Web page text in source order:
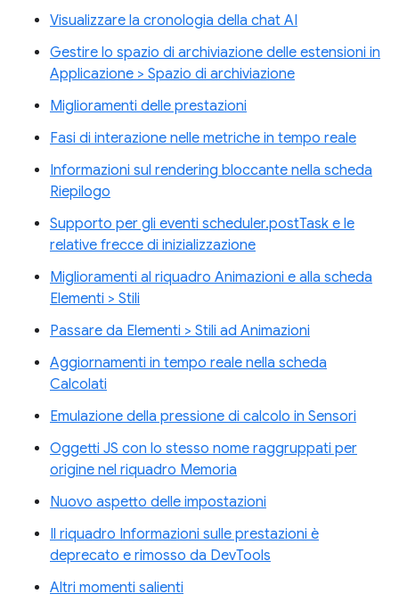
Visualizzare la cronologia della chat AI
Gestire lo spazio di archiviazione delle estensioni in
Applicazione > Spazio di archiviazione
Miglioramenti delle prestazioni
Fasi di interazione nelle metriche in tempo reale
Informazioni sul rendering bloccante nella scheda
Riepilogo
Supporto per gli eventi scheduler.postTask e le
relative frecce di inizializzazione
Miglioramenti al riquadro Animazioni e alla scheda
Elementi > Stili
Passare da Elementi > Stili ad Animazioni
Aggiornamenti in tempo reale nella scheda
Calcolati
Emulazione della pressione di calcolo in Sensori
Oggetti JS con lo stesso nome raggruppati per
origine nel riquadro Memoria
Nuovo aspetto delle impostazioni
Il riquadro Informazioni sulle prestazioni è
deprecato e rimosso da DevTools
Altri momenti salienti